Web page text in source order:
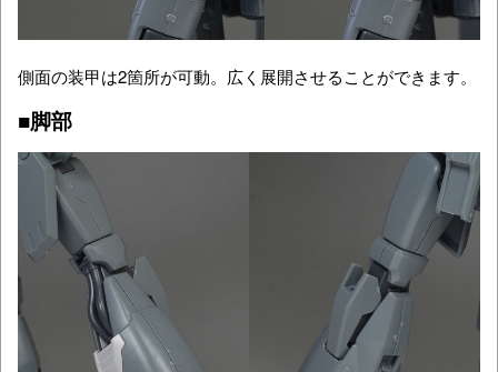
側面の装甲は2箇所が可動。広く展開させることができます。
■脚部